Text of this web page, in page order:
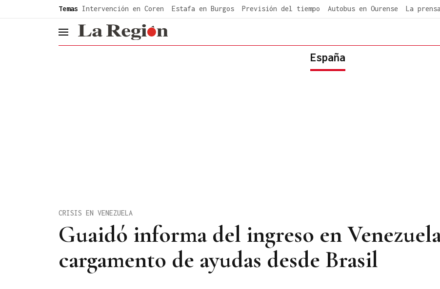
Temas Intervención en Coren Estafa en Burgos Previsión del tiempo Autobus en Ourense La prensa
header.menu.open
España
Guaidó informa del ingreso en
cargamento de ayudas desde Brasil
CRISIS EN VENEZUELA